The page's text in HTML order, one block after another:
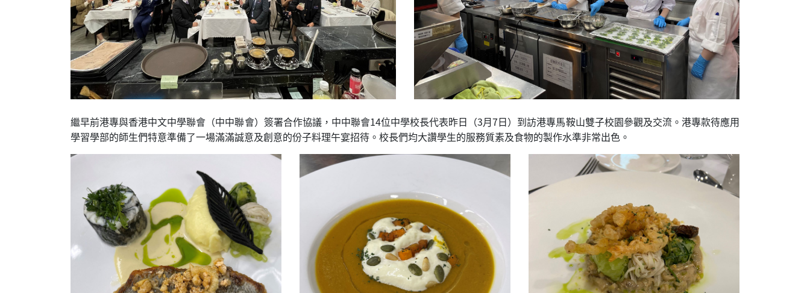
繼早前港專與香港中文中學聯會（中中聯會）簽署合作協議，中中聯會14位中學校長代表昨日（3月7日）到訪港專馬鞍山雙子校園參觀及交流。港專款待應用
學習學部的師生們特意準備了一場滿滿誠意及創意的份子料理午宴招待。校長們均大讚學生的服務質素及食物的製作水準非常出色。